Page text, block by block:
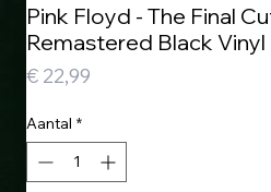
Pink Floyd - The Final
Remastered Black Vinyl
€ 22,99
Aantal *